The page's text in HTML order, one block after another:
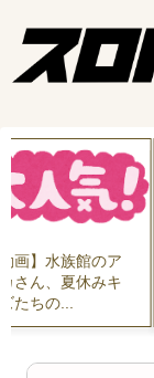
画】水族館のア
さん、夏休みキ
たちの...